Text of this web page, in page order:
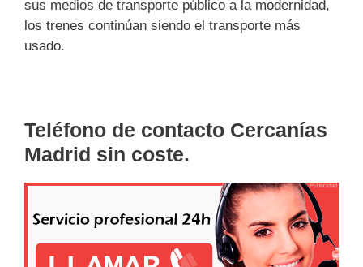
sus medios de transporte público a la modernidad,
los trenes continúan siendo el transporte más
usado.
Teléfono de contacto Cercanías
Madrid sin coste.